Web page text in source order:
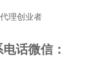
理创业者
话微信：